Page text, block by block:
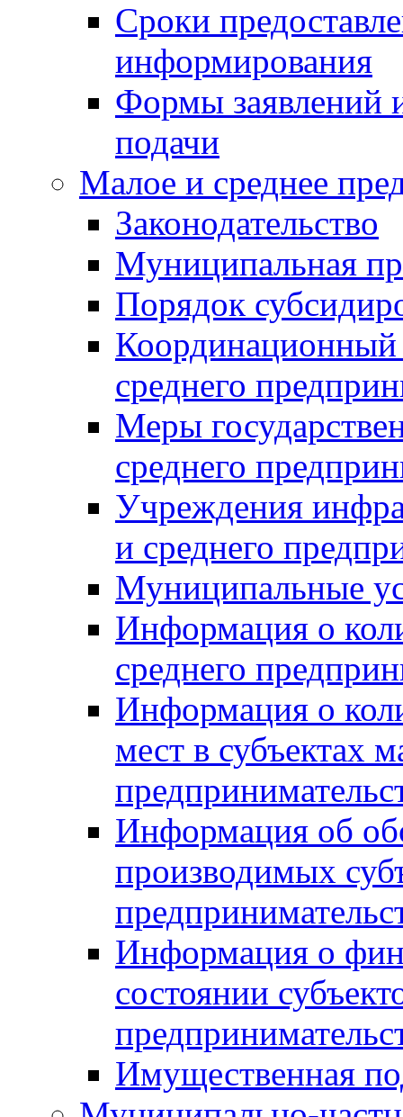
Сроки
информирования
Формы заявлений
подачи
Малое и среднее
Законодательство
Муниципальная
Порядок
Координационный
среднего
Меры
среднего
Учреждения
и среднего
Муниципальные
Информация о
среднего
Информация о
мест в субъектах
Информация об
производимых
Информация о
состоянии
Имущественная